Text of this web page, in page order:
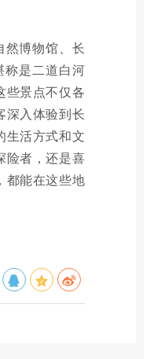
然博物馆、长
称是二道白河
些景点不仅各
深入体验到长
生活方式和文
险者，还是喜
都能在这些地